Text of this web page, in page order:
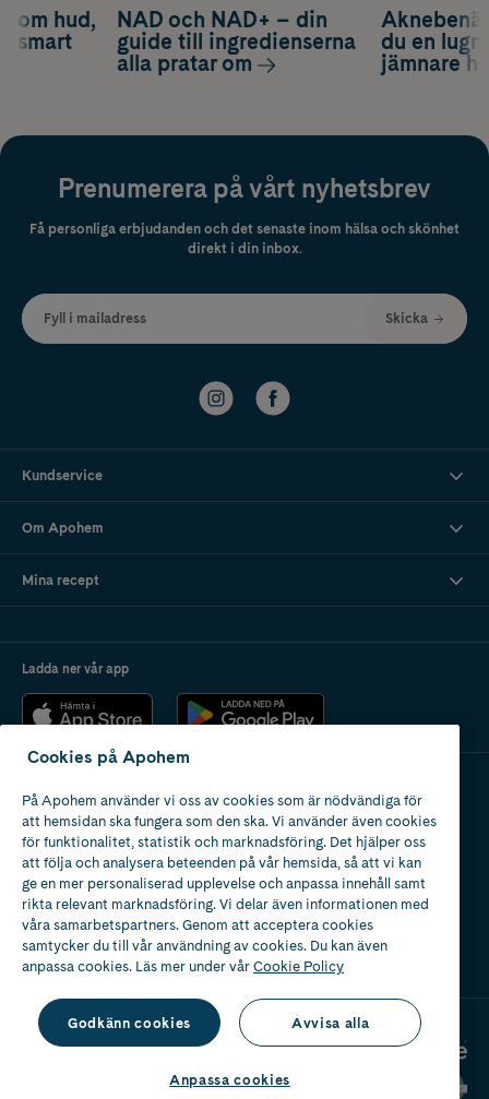
du en
jämnare
om hud,
smart
NAD och NAD+ – din
guide till ingredienserna
alla pratar om
Prenumerera på vårt nyhetsbrev
Få personliga erbjudanden och det senaste inom hälsa och skönhet
direkt i din inbox.
Fyll i mailadress Skicka
Kundservice
Om Apohem
Mina recept
Ladda ner vår app
Apotek med tillstånd
av Läkemedelsverket
Cookies på Apohem
På Apohem använder vi oss av cookies som är nödvändiga för
att hemsidan ska fungera som den ska. Vi använder även cookies
för funktionalitet, statistik och marknadsföring. Det hjälper oss
att följa och analysera beteenden på vår hemsida, så att vi kan
ge en mer personaliserad upplevelse och anpassa innehåll samt
rikta relevant marknadsföring. Vi delar även informationen med
våra samarbetspartners. Genom att acceptera cookies
samtycker du till vår användning av cookies. Du kan även
anpassa cookies. Läs mer under vårCookie Policy
Godkänn cookies Avvisa alla
Anpassa cookies